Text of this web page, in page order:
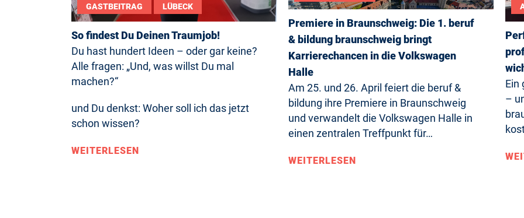
GASTBEITRAG LÜBECK
So findest Du Deinen Traumjob!
Du hast hundert Ideen – oder gar keine?
Alle fragen: „Und, was willst Du mal
machen?“
und Du denkst: Woher soll ich das jetzt
schon wissen?
WEITERLESEN
Premiere in Braunschweig: Die 1. beruf
& bildung braunschweig bringt
Karrierechancen in die Volkswagen
Halle
Am 25. und 26. April feiert die beruf &
bildung ihre Premiere in Braunschweig
und verwandelt die Volkswagen Halle in
einen zentralen Treffpunkt für…
WEITERLESEN
Ein
–